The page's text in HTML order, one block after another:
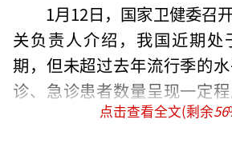
1月12日，国家卫健委召
关负责人介绍，我国近期处
期，但未超过去年流行季的
诊、急诊患者数量呈现一定程
但总体低于去年同期水平，
点击查看全文(剩余56